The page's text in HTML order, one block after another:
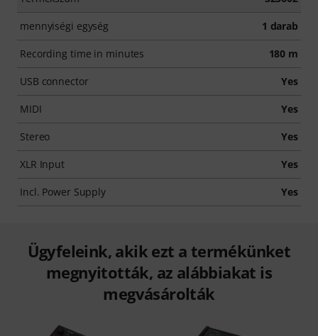
mennyiségi egység 1 darab
Recording time in minutes 180 m
USB connector Yes
MIDI Yes
Stereo Yes
XLR Input Yes
Incl. Power Supply Yes
Ügyfeleink, akik ezt a termékünket
megnyitották, az alábbiakat is
megvásárolták